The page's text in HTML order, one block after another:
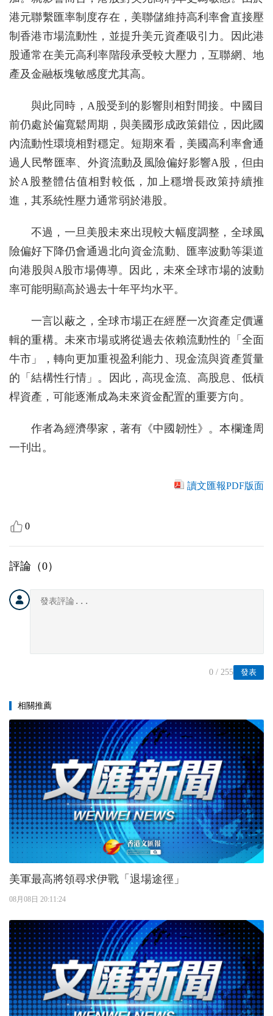
港元聯繫匯率制度存在，美聯儲維持高利率會直接壓
制香港市場流動性，並提升美元資產吸引力。因此港
股通常在美元高利率階段承受較大壓力，互聯網、地
產及金融板塊敏感度尤其高。
與此同時，A股受到的影響則相對間接。中國目
前仍處於偏寬鬆周期，與美國形成政策錯位，因此國
內流動性環境相對穩定。短期來看，美國高利率會通
過人民幣匯率、外資流動及風險偏好影響A股，但由
於A股整體估值相對較低，加上穩增長政策持續推
進，其系統性壓力通常弱於港股。
不過，一旦美股未來出現較大幅度調整，全球風
險偏好下降仍會通過北向資金流動、匯率波動等渠道
向港股與A股市場傳導。因此，未來全球市場的波動
率可能明顯高於過去十年平均水平。
一言以蔽之，全球市場正在經歷一次資產定價邏
輯的重構。未來市場或將從過去依賴流動性的「全面
牛市」，轉向更加重視盈利能力、現金流與資產質量
的「結構性行情」。因此，高現金流、高股息、低槓
桿資產，可能逐漸成為未來資金配置的重要方向。
作者為經濟學家，著有《中國韌性》。本欄逢周
一刊出。
讀文匯報PDF版面
0
評論（0）
發表
0 / 255
相關推薦
美軍最高將領尋求伊戰「退場途徑」
08月08日 20:11:24